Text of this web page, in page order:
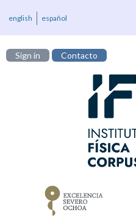
english español
Sign in Contacto